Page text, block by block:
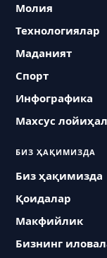
Молия
Технологиялар
Маданият
Спорт
Инфографика
Махсус
БИЗ ҲАҚИМИЗДА
Биз ҳақимизда
Қоидалар
Макфийлик
Бизнинг